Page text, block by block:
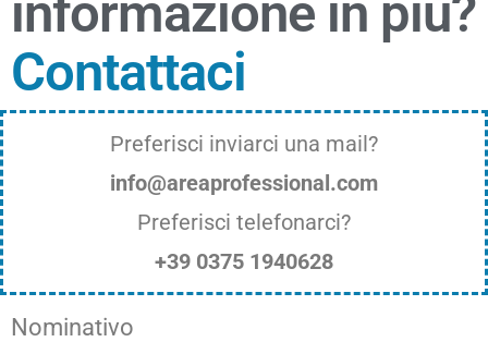
informazione in più?
Contattaci
Preferisci inviarci una mail?
info@areaprofessional.com
Preferisci telefonarci?
+39 0375 1940628
Nominativo